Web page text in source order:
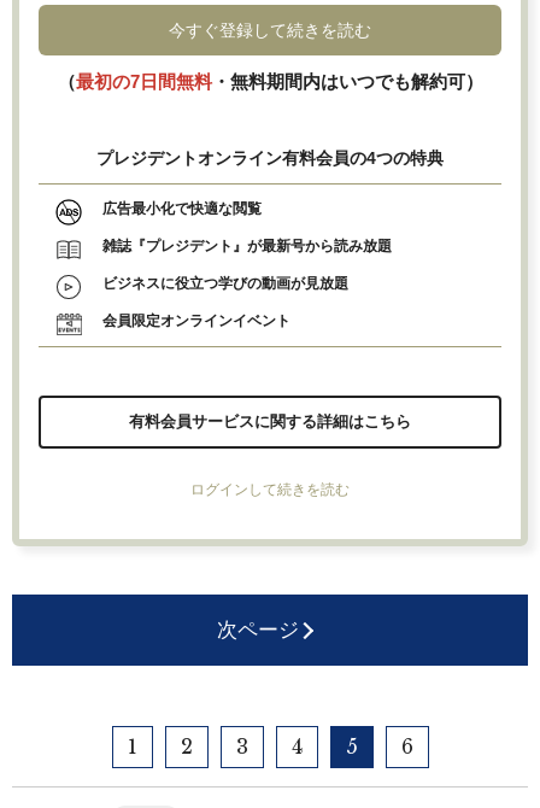
今すぐ登録して続きを読む
（最初の7日間無料・無料期間内はいつでも解約可）
プレジデントオンライン有料会員の4つの特典
広告最小化で快適な閲覧
雑誌『プレジデント』が最新号から読み放題
ビジネスに役立つ学びの動画が見放題
会員限定オンラインイベント
有料会員サービスに関する詳細はこちら
ログインして続きを読む
次ページ
1 2 3 4 5 6